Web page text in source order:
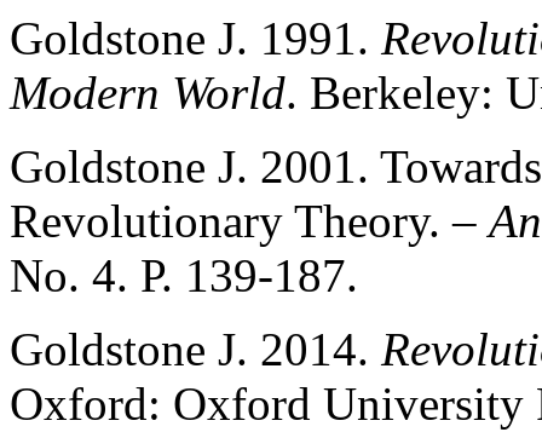
Goldstone J. 1991.
Modern World. Berkeley:
Goldstone J. 2001.
Revolutionary Theory. –
No. 4. Р. 139-187.
Goldstone J. 2014.
Oxford: Oxford University